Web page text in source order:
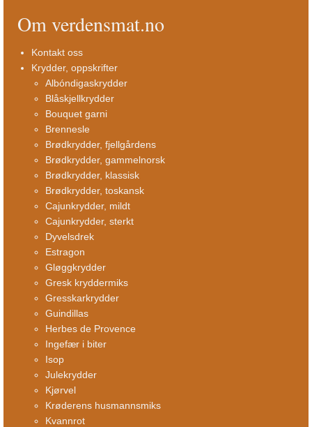
Om verdensmat.no
Kontakt oss
Krydder, oppskrifter
Albóndigaskrydder
Blåskjellkrydder
Bouquet garni
Brennesle
Brødkrydder, fjellgårdens
Brødkrydder, gammelnorsk
Brødkrydder, klassisk
Brødkrydder, toskansk
Cajunkrydder, mildt
Cajunkrydder, sterkt
Dyvelsdrek
Estragon
Gløggkrydder
Gresk kryddermiks
Gresskarkrydder
Guindillas
Herbes de Provence
Ingefær i biter
Isop
Julekrydder
Kjørvel
Krøderens husmannsmiks
Kvannrot